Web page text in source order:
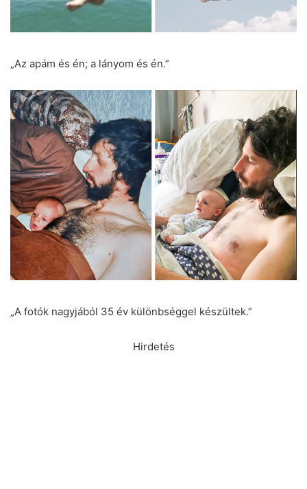
„Az apám és én; a lányom és én.”
„A fotók nagyjából 35 év különbséggel készültek.”
Hirdetés